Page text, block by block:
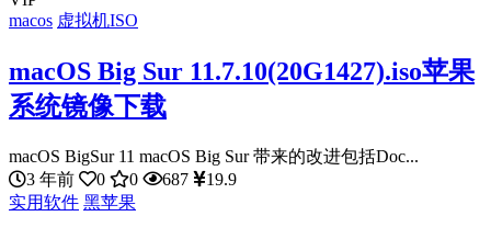
macos 虚拟机ISO
macOS Big Sur 11.7.10(20G1427).iso苹果
系统镜像下载
macOS BigSur 11 macOS Big Sur 带来的改进包括Doc...
3 年前
0 0 687
19.9
实用软件 黑苹果